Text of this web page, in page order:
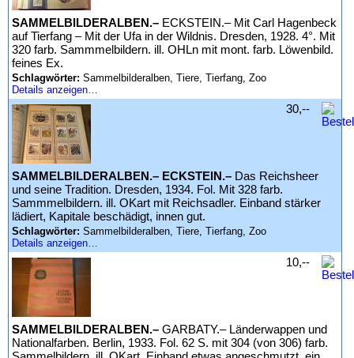
SAMMELBILDERALBEN.– ECKSTEIN.– Mit Carl Hagenbeck
auf Tierfang – Mit der Ufa in der Wildnis. Dresden, 1928. 4°. Mit
320 farb. Sammmelbildern. ill. OHLn mit mont. farb. Löwenbild.
feines Ex.
Schlagwörter: Sammelbilderalben, Tiere, Tierfang, Zoo
Details anzeigen…
SAMMELBILDERALBEN.– ECKSTEIN.– Das Reichsheer
und seine Tradition. Dresden, 1934. Fol. Mit 328 farb.
Sammmelbildern. ill. OKart mit Reichsadler. Einband stärker
lädiert, Kapitale beschädigt, innen gut.
Schlagwörter: Sammelbilderalben, Tiere, Tierfang, Zoo
Details anzeigen…
30,--
SAMMELBILDERALBEN.– GARBATY.– Länderwappen und
Nationalfarben. Berlin, 1933. Fol. 62 S. mit 304 (von 306) farb.
10,--